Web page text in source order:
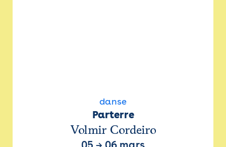
danse
Parterre
Volmir Cordeiro